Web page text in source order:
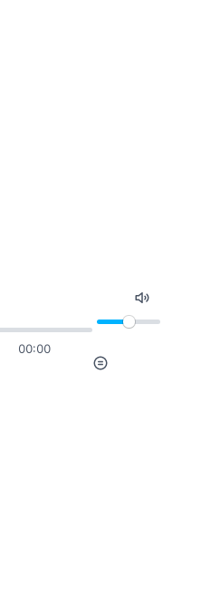
00:00